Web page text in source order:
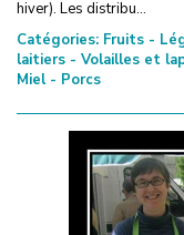
hiver). Les distribu...
Catégories: Fruits -
laitiers - Volailles et
Miel - Porcs